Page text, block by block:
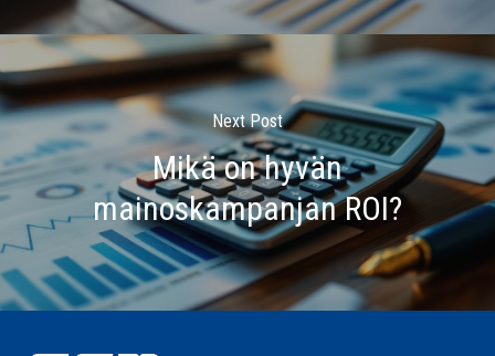
Next Post
Mikä on hyvän
mainoskampanjan ROI?